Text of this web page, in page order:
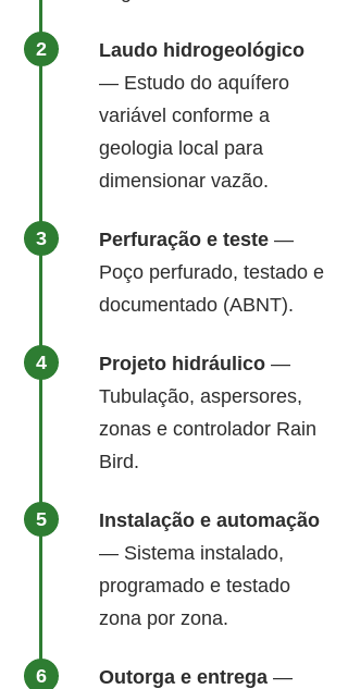
Laudo hidrogeológico
— Estudo do aquífero
variável conforme a
geologia local para
dimensionar vazão.
Perfuração e teste —
Poço perfurado, testado e
documentado (ABNT).
Projeto hidráulico —
Tubulação, aspersores,
zonas e controlador Rain
Bird.
Instalação e automação
— Sistema instalado,
programado e testado
zona por zona.
Outorga e entrega —